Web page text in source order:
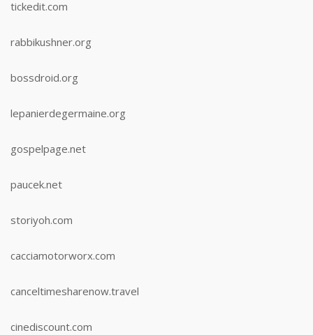
tickedit.com
rabbikushner.org
bossdroid.org
lepanierdegermaine.org
gospelpage.net
paucek.net
storiyoh.com
cacciamotorworx.com
canceltimesharenow.travel
cinediscount.com